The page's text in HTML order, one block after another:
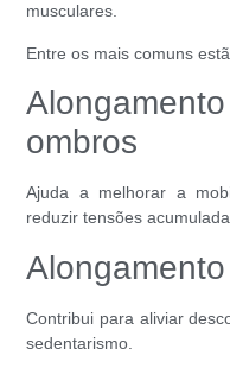
musculares.
Entre os mais comuns
ombros
Ajuda a melhorar a
reduzir tensões
Contribui para aliviar
sedentarismo.